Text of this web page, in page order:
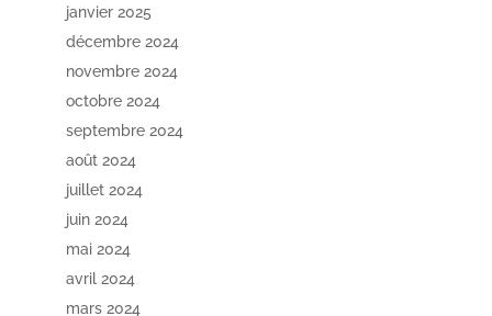
janvier 2025
décembre 2024
novembre 2024
octobre 2024
septembre 2024
août 2024
juillet 2024
juin 2024
mai 2024
avril 2024
mars 2024